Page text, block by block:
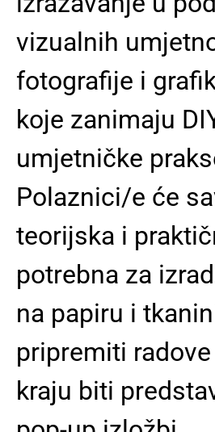
vizualnih
fotografije i
koje zanimaju
umjetničke
Polaznici/e će
teorijska i
potrebna za
na papiru i
pripremiti
kraju biti